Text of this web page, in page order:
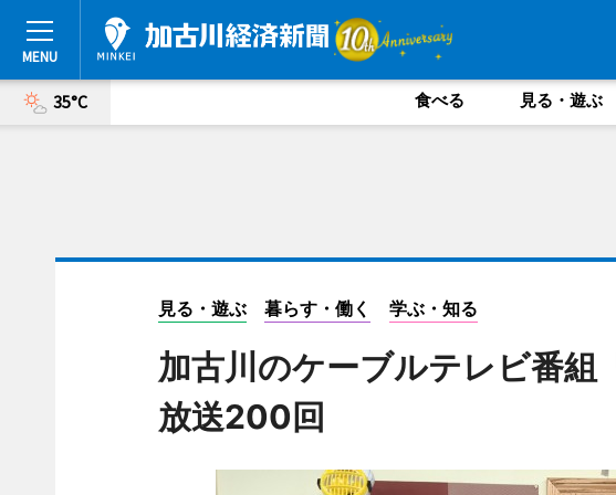
35°C 食べる 見る・遊ぶ
見る・遊ぶ 暮らす・働く 学ぶ・知る
加古川のケーブルテレビ番組
放送200回